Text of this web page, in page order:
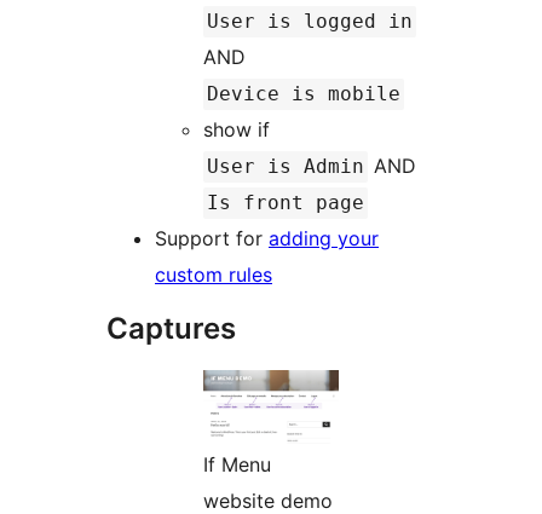
User is logged in
AND
Device is mobile
show if
User is Admin AND
Is front page
Support for adding your
custom rules
Captures
If Menu
website demo